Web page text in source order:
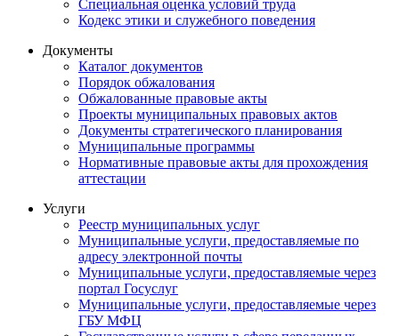
Специальная оценка условий труда
Кодекс этики и служебного поведения
Документы
Каталог документов
Порядок обжалования
Обжалованные правовые акты
Проекты муниципальных правовых актов
Документы стратегического планирования
Муниципальные программы
Нормативные правовые акты для прохождения
аттестации
Услуги
Реестр муниципальных услуг
Муниципальные услуги, предоставляемые по
адресу электронной почты
Муниципальные услуги, предоставляемые через
портал Госуслуг
Муниципальные услуги, предоставляемые через
ГБУ МФЦ